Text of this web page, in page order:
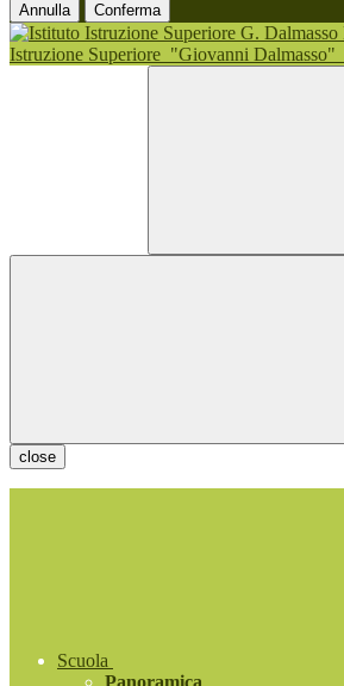
Annulla Conferma
Istruzione Superiore "Giovanni Dalmasso"
close
Scuola